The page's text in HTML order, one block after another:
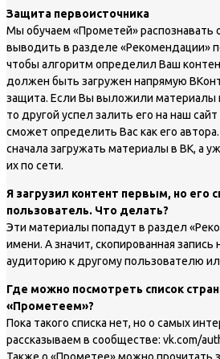
Защита первоисточника
Мы обучаем «Прометей» распознавать
выводить в разделе «Рекомендации»
чтобы алгоритм определил Ваш
должен быть загружен напрямую
защита. Если Вы выложили материалы
то другой успел залить его на наш
сможет определить Вас как его
сначала загружать материалы в ВК, а
их по сети.
Я загрузил контент первым, но его
пользователь. Что делать?
Эти материалы попадут в раздел
имени. А значит, скопированная
аудиторию к другому пользователю
Где можно посмотреть список
«Прометеем»?
Пока такого списка нет, но о самых
рассказываем в сообществе: vk.com/